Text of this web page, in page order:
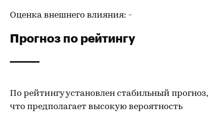
Оценка внешнего влияния: -
Прогноз по рейтингу
По рейтингу установлен стабильный прогноз,
что предполагает высокую вероятность